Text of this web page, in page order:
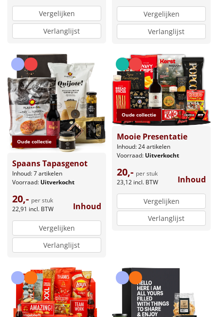
Vergelijken
Verlanglijst
Vergelijken
Verlanglijst
Oude collectie
Spaans Tapasgenot
Inhoud: 7 artikelen
Voorraad: Uitverkocht
20,- per stuk
22,91 incl. BTW Inhoud
Vergelijken
Verlanglijst
Oude collectie
Mooie Presentatie
Inhoud: 24 artikelen
Voorraad: Uitverkocht
20,- per stuk
23,12 incl. BTW Inhoud
Vergelijken
Verlanglijst